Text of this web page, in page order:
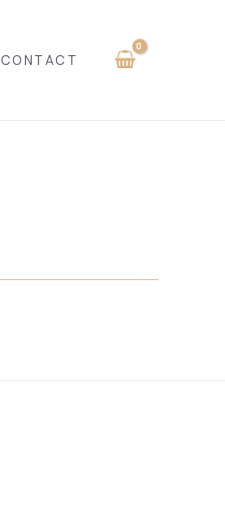
CONTACT